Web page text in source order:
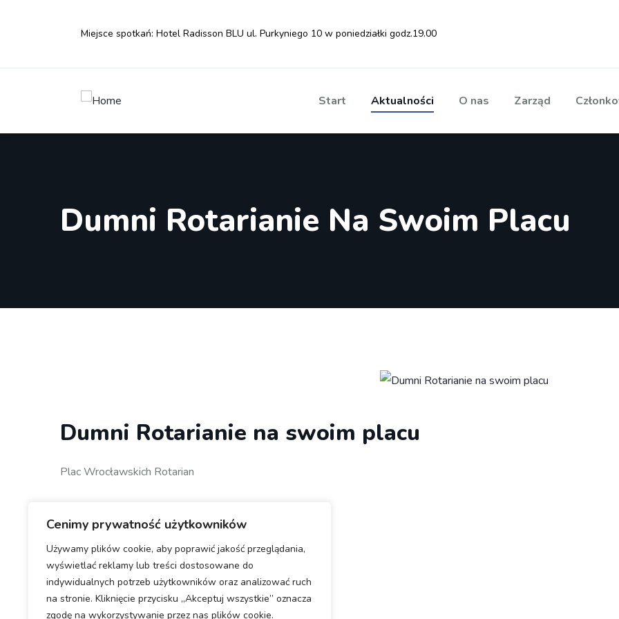
Cenimy prywatność użytkowników
Używamy plików cookie, aby poprawić jakość przeglądania,
wyświetlać reklamy lub treści dostosowane do
indywidualnych potrzeb użytkowników oraz analizować ruch
na stronie. Kliknięcie przycisku „Akceptuj wszystkie” oznacza
zgodę na wykorzystywanie przez nas plików cookie.
Miejsce spotkań: Hotel Radisson BLU ul. Purkyniego 10 w poniedziałki godz.19.00
Start Aktualności O nas Zarząd
Dumni Rotarianie Na Swoim Placu
Dumni Rotarianie na swoim placu
Plac Wrocławskich Rotarian